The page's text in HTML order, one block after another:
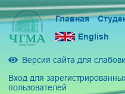
Главная
English
Версия сайта для
Вход для
пользователей